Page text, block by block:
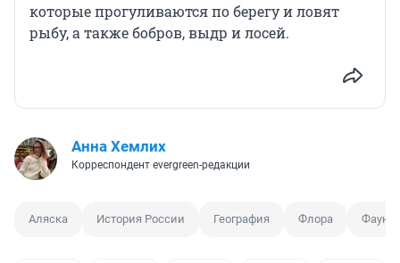
которые прогуливаются по берегу и ловят
рыбу, а также бобров, выдр и лосей.
Анна Хемлих
Корреспондент evergreen-редакции
Аляска История России География Флора Фауна